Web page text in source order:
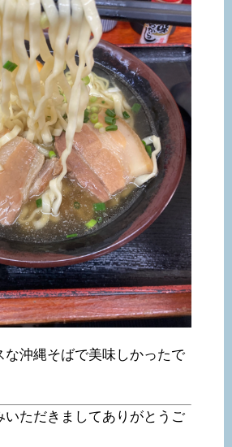
な沖縄そばで美味しかったで
いただきましてありがとうご